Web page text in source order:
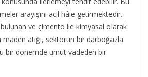
arayışını acil hâle getirmektedir.
ve çimento ile kimyasal olarak
atığı, sektörün bir darboğazla
bir dönemde umut vadeden bir